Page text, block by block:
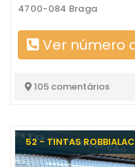
4700-084 Braga
Ver número
105 comentários
52 - TINTAS ROBBIALAC